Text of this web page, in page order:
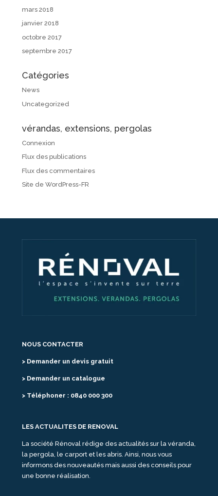
mars 2018
janvier 2018
octobre 2017
septembre 2017
Catégories
News
Uncategorized
vérandas, extensions, pergolas
Connexion
Flux des publications
Flux des commentaires
Site de WordPress-FR
NOUS CONTACTER
> Demander un devis gratuit
> Demander un catalogue
> Téléphoner : 0840 000 300
LES ACTUALITES DE RENOVAL
La société Rénoval rédige des actualités sur la véranda,
la pergola, le carport et les abris. Ainsi, nous vous
informons des nouveautés mais aussi des conseils pour
une bonne réalisation.